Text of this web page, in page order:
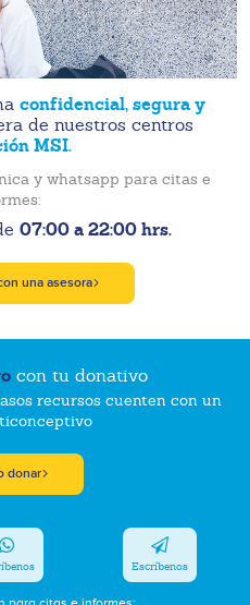
confidencial, segura y
de nuestros centros
MSI.
y whatsapp para citas e
07:00 a 22:00 hrs.
una asesora
con tu donativo
recursos cuenten con un
donar
Escríbenos